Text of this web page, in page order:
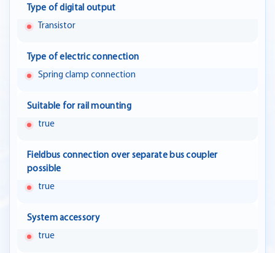
Type of digital output
Transistor
Type of electric connection
Spring clamp connection
Suitable for rail mounting
true
Fieldbus connection over separate bus coupler
possible
true
System accessory
true